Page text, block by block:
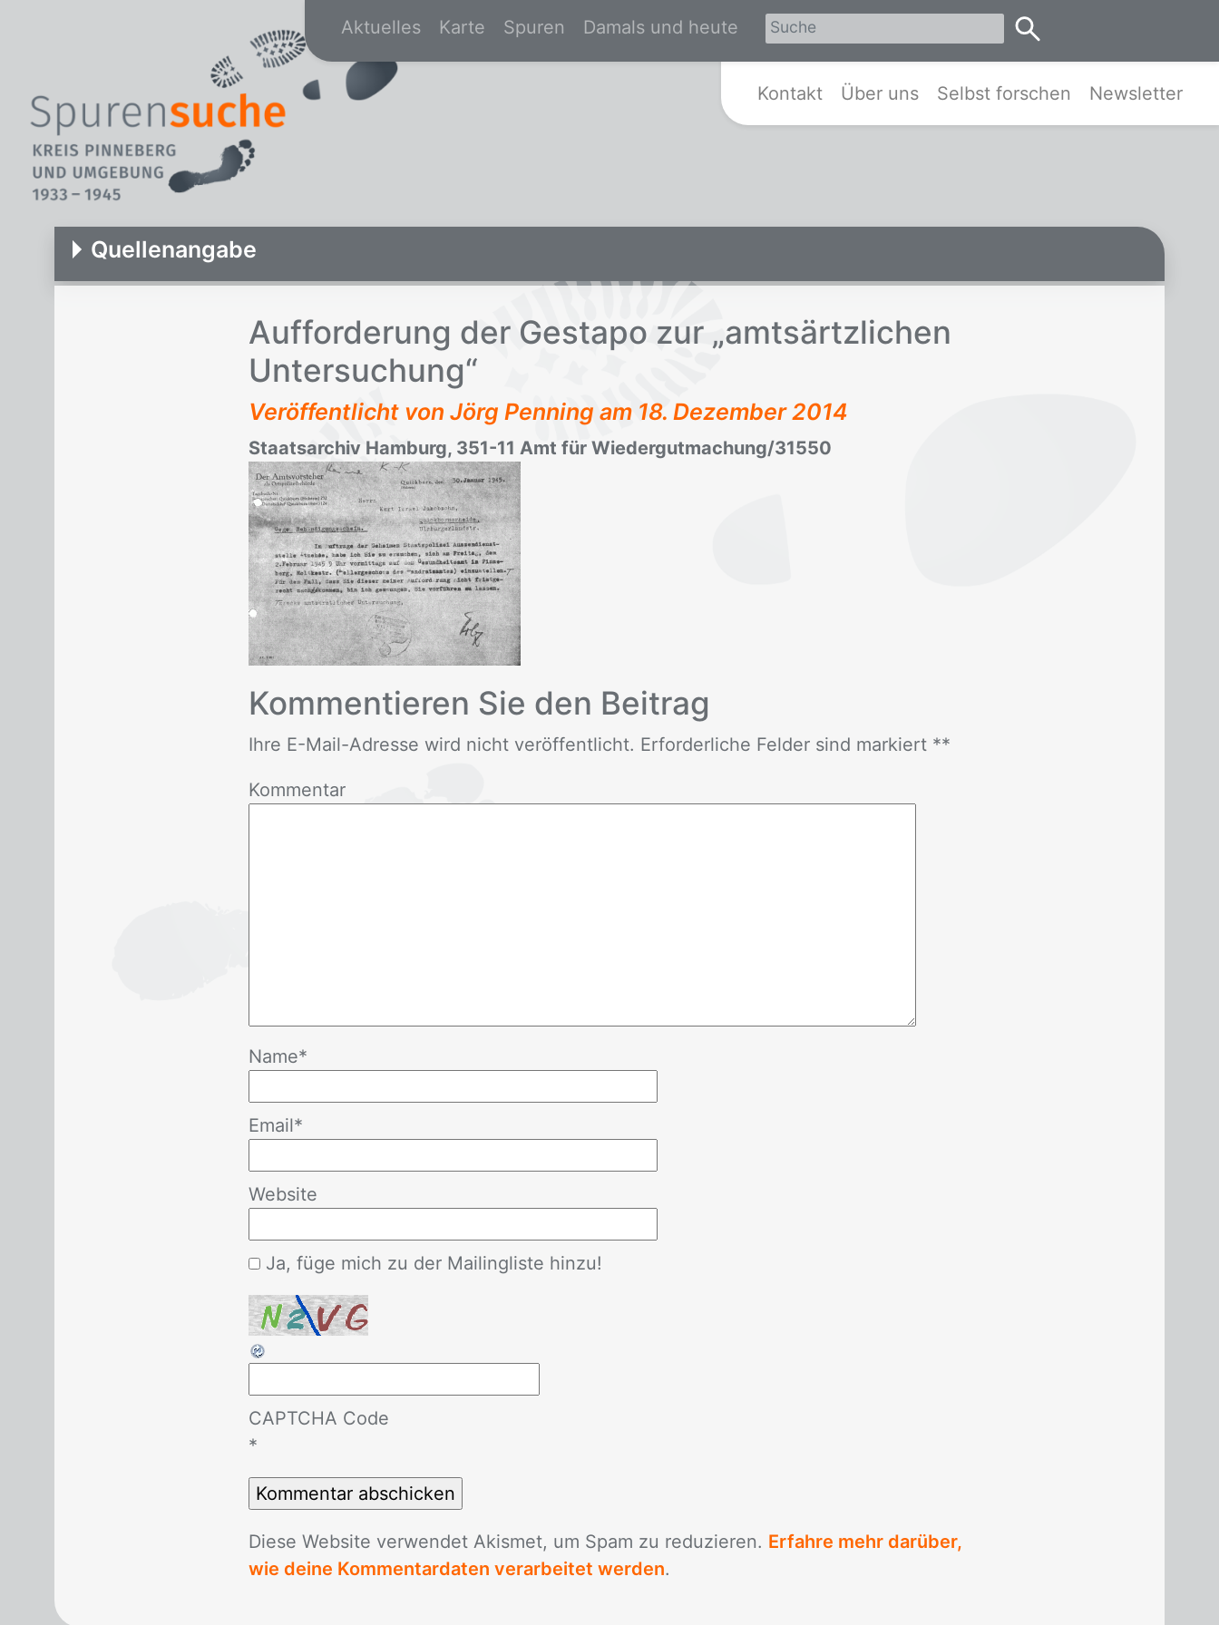
Zur Startseite von Spurensuche Kreis Pinneberg und Umgebung
Aktuelles Karte Spuren Damals und heute
Kontakt Über uns Selbst forschen Newsletter
Quellenangabe
Auf­for­de­rung der Ge­sta­po zur „amts­ärt­z­li­chen
Un­ter­su­chung“
Veröffentlicht von Jörg Penning am 18. Dezember 2014
Staatsarchiv Hamburg, 351-11 Amt für Wiedergutmachung/31550
Kom­men­tie­ren Sie den Bei­trag
Ihre E-Mail-Adres­se wird nicht ver­öf­fent­licht. Er­for­der­li­che Fel­der sind mar­kiert **
Kommentar
Name*
Email*
Website
Ja, füge mich zu der Mailingliste hinzu!
CAPTCHA Code
*
Die­se Web­site ver­wen­det Akis­met, um Spam zu re­du­zie­ren. Erfahre mehr darüber,
wie deine Kommentardaten verarbeitet werden.